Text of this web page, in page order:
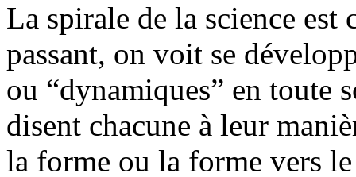
La spirale de la science
passant, on voit se
ou “dynamiques” en toute
disent chacune à leur
la forme ou la forme vers